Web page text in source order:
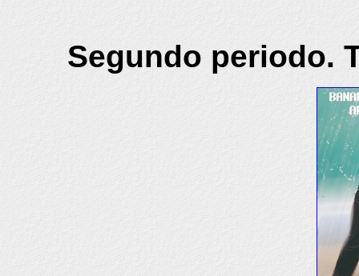
Segundo periodo.